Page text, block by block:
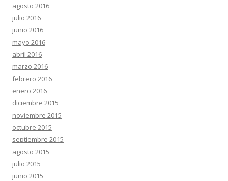
agosto 2016
julio 2016
junio 2016
mayo 2016
abril 2016
marzo 2016
febrero 2016
enero 2016
diciembre 2015
noviembre 2015
octubre 2015
septiembre 2015
agosto 2015
julio 2015
junio 2015